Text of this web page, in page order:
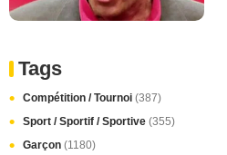
Tags
Compétition / Tournoi (387)
Sport / Sportif / Sportive (355)
Garçon (1180)